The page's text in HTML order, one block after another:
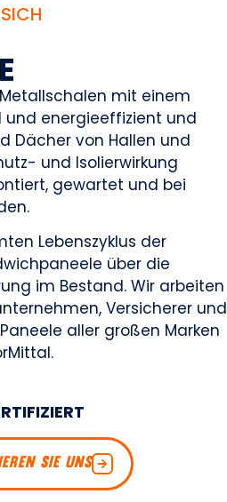
E
mit einem
und energieeffizient und
Dächer von Hallen und
und Isolierwirkung
gewartet und bei
Lebenszyklus der
über die
im Bestand. Wir arbeiten
Versicherer und
aller großen Marken
SIE UNS